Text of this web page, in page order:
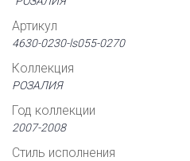
Артикул
4630-0230-ls055-0270
Коллекция
РОЗАЛИЯ
Год коллекции
2007-2008
Стиль исполнения